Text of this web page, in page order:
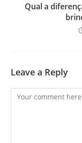
Qual a
Leave a Reply
Comment